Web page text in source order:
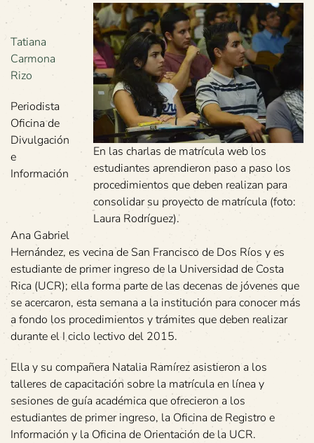
En las charlas de matrícula web los
estudiantes aprendieron paso a paso los
procedimientos que deben realizan para
consolidar su proyecto de matrícula (foto:
Laura Rodríguez).
Tatiana
Carmona
Rizo
Periodista
Oficina de
Divulgación
e
Información
Ana Gabriel
Hernández, es vecina de San Francisco de Dos Ríos y es
estudiante de primer ingreso de la Universidad de Costa
Rica (UCR); ella forma parte de las decenas de jóvenes que
se acercaron, esta semana a la institución para conocer más
a fondo los procedimientos y trámites que deben realizar
durante el I ciclo lectivo del 2015.
Ella y su compañera Natalia Ramírez asistieron a los
talleres de capacitación sobre la matrícula en línea y
sesiones de guía académica que ofrecieron a los
estudiantes de primer ingreso, la Oficina de Registro e
Información y la Oficina de Orientación de la UCR.